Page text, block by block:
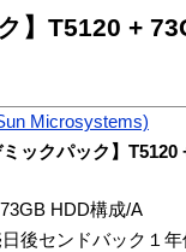
T5120 +
Microsystems)
ミックパック】
HDD構成/A
後センドバック１年